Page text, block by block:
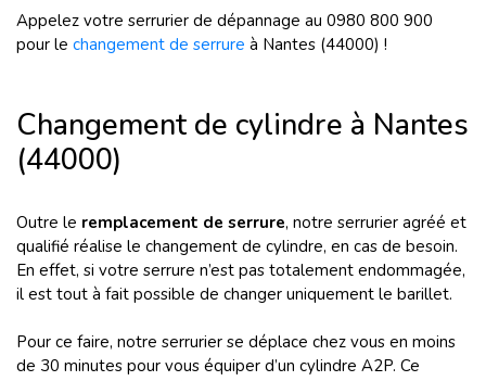
Appelez votre serrurier de dépannage au 0980 800 900
pour le changement de serrure à Nantes (44000) !
Changement de cylindre à Nantes
(44000)
Outre le remplacement de serrure, notre serrurier agréé et
qualifié réalise le changement de cylindre, en cas de besoin.
En effet, si votre serrure n’est pas totalement endommagée,
il est tout à fait possible de changer uniquement le barillet.
Pour ce faire, notre serrurier se déplace chez vous en moins
de 30 minutes pour vous équiper d’un cylindre A2P. Ce